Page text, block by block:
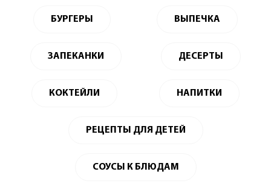
БУРГЕРЫ ВЫПЕЧКА
ЗАПЕКАНКИ ДЕСЕРТЫ
КОКТЕЙЛИ НАПИТКИ
РЕЦЕПТЫ ДЛЯ ДЕТЕЙ
СОУСЫ К БЛЮДАМ